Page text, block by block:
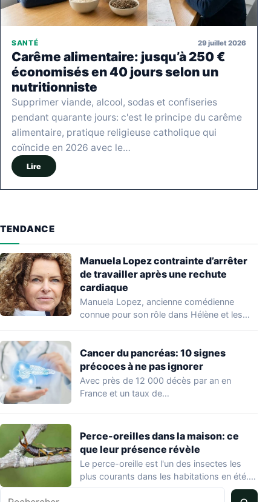
SANTÉ 29 juillet 2026
Carême alimentaire: jusqu’à 250 €
économisés en 40 jours selon un
nutritionniste
Supprimer viande, alcool, sodas et confiseries
pendant quarante jours: c'est le principe du carême
alimentaire, pratique religieuse catholique qui
coïncide en 2026 avec le…
Lire
TENDANCE
Manuela Lopez contrainte d’arrêter
de travailler après une rechute
cardiaque
Manuela Lopez, ancienne comédienne
connue pour son rôle dans Hélène et les
Cancer du pancréas: 10 signes
précoces à ne pas ignorer
Avec près de 12 000 décès par an en
France et un taux de…
Perce-oreilles dans la maison: ce
que leur présence révèle
Le perce-oreille est l'un des insectes les
plus courants dans les habitations en été.…